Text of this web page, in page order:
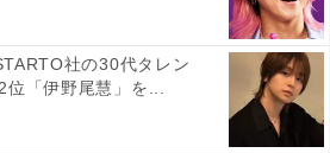
渓流の入り口にあり、奥入瀬は紅
」（50代女性／静岡県）、「紅葉
そうだから」（40代男性／福岡
紅葉が有名で、秋ならではの景色
社の30代タレン
位「伊野尾慧」を...